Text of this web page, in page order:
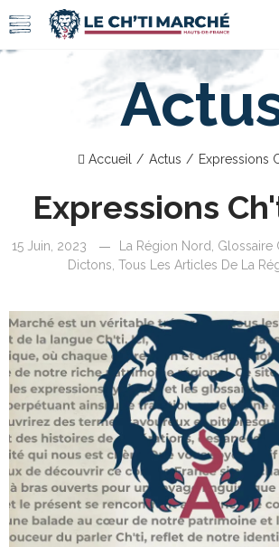
Accueil Actus Expressions
Expressions
15 Juin, 2023 La Région Nord
Glossaire
Dictons Tous Les Articles De La